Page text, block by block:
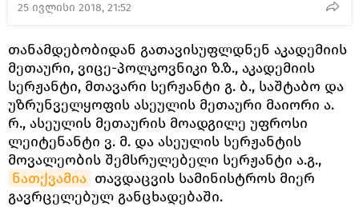
25 ივლისი 2018, 21:52
თანამდებობიდან გათავისუფლდნენ აკადემიის
მეთაური, ვიცე-პოლკოვნიკი ზ.ზ., აკადემიის
სერჟანტი, მთავარი სერჟანტი გ. ბ., საშტაბო და
უზრუნველყოფის ასეულის მეთაური მაიორი ა.
რ., ასეულის მეთაურის მოადგილე უფროსი
ლეიტენანტი ვ. მ. და ასეულის სერჟანტის
მოვალეობის შემსრულებელი სერჟანტი ა.გ.,
ნათქვამია თავდაცვის სამინისტროს მიერ
გავრცელებულ განცხადებაში.